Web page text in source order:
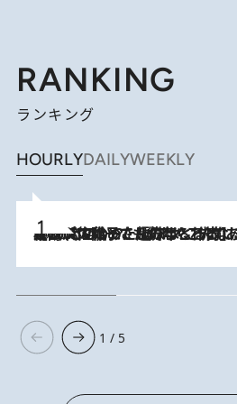
RANKING
ランキング
HOURLYDAILYWEEKLY
2026.8.5
【阿川佐和子さんの年とる力】なぜ70代で始めた趣味は“こんなに楽しい”のか？ ピアノ、俳句…スランプに陥っても続けられる“ある秘訣”とは
1 / 5